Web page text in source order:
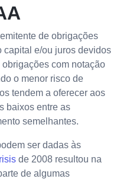
de obrigações
capital e/ou juros devidos
com notação
o menor risco de
tendem a oferecer aos
baixos entre as
semelhantes.
ser dadas às
de 2008 resultou na
de algumas